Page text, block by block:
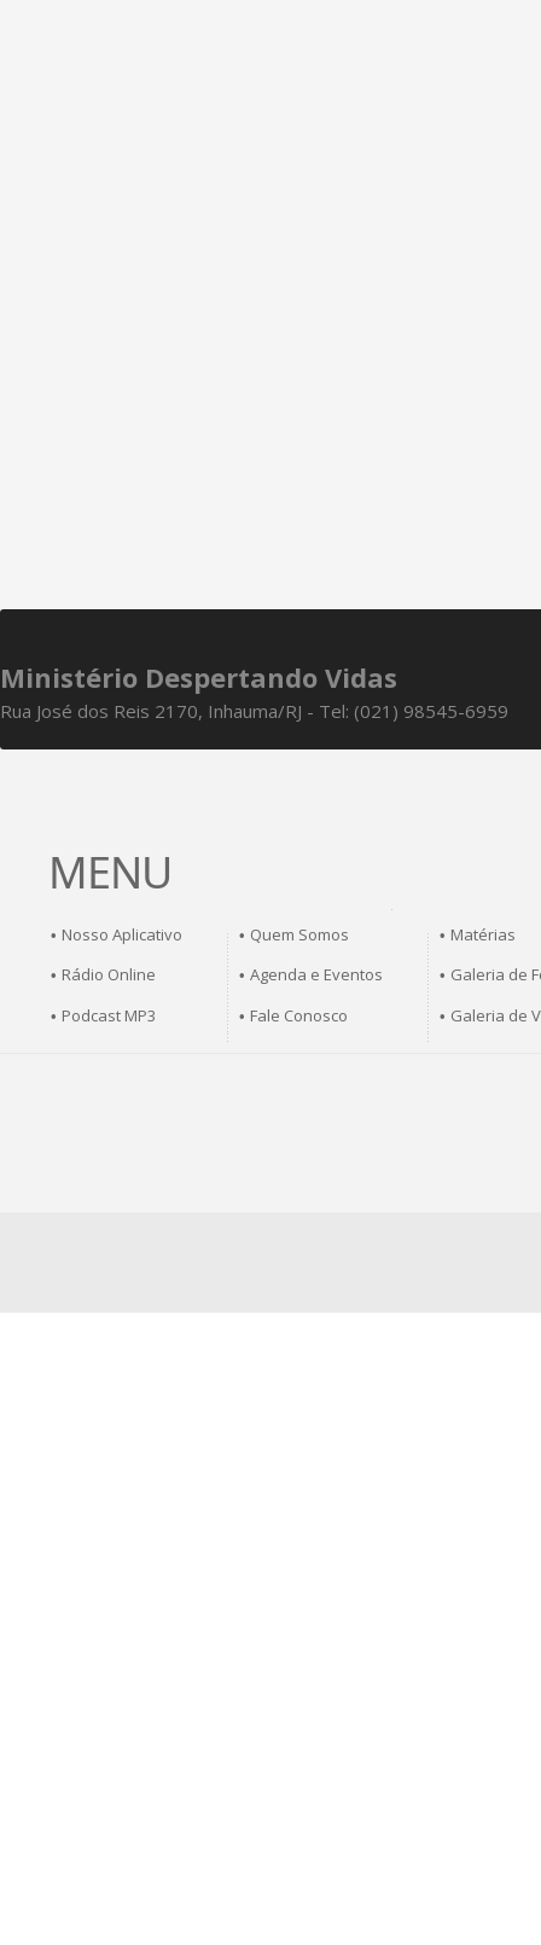
Ministério Despertando Vidas
Rua José dos Reis 2170, Inhauma/RJ - Tel: (021) 98545-6959
MENU
• Nosso Aplicativo • Quem Somos • Matérias
• Rádio Online • Agenda e Eventos • Galeria de
• Podcast MP3 • Fale Conosco • Galeria de